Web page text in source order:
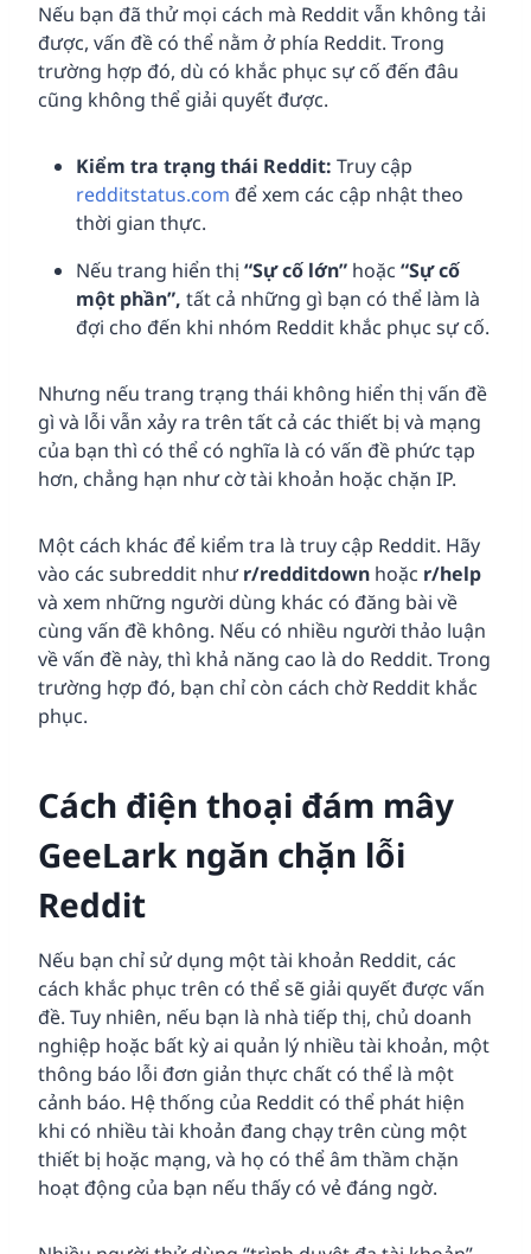
Nếu bạn đã thử mọi cách mà Reddit vẫn không tải
được, vấn đề có thể nằm ở phía Reddit. Trong
trường hợp đó, dù có khắc phục sự cố đến đâu
cũng không thể giải quyết được.
Kiểm tra trạng thái Reddit: Truy cập
redditstatus.com để xem các cập nhật theo
thời gian thực.
Nếu trang hiển thị “Sự cố lớn” hoặc “Sự cố
một phần”, tất cả những gì bạn có thể làm là
đợi cho đến khi nhóm Reddit khắc phục sự cố.
Nhưng nếu trang trạng thái không hiển thị vấn đề
gì và lỗi vẫn xảy ra trên tất cả các thiết bị và mạng
của bạn thì có thể có nghĩa là có vấn đề phức tạp
hơn, chẳng hạn như cờ tài khoản hoặc chặn IP.
Một cách khác để kiểm tra là truy cập Reddit. Hãy
vào các subreddit nhưr/redditdown hoặc r/help
và xem những người dùng khác có đăng bài về
cùng vấn đề không. Nếu có nhiều người thảo luận
về vấn đề này, thì khả năng cao là do Reddit. Trong
trường hợp đó, bạn chỉ còn cách chờ Reddit khắc
phục.
Cách điện thoại đám mây
GeeLark ngăn chặn lỗi
Reddit
Nếu bạn chỉ sử dụng một tài khoản Reddit, các
cách khắc phục trên có thể sẽ giải quyết được vấn
đề. Tuy nhiên, nếu bạn là nhà tiếp thị, chủ doanh
nghiệp hoặc bất kỳ ai quản lý nhiều tài khoản, một
thông báo lỗi đơn giản thực chất có thể là một
cảnh báo. Hệ thống của Reddit có thể phát hiện
khi có nhiều tài khoản đang chạy trên cùng một
thiết bị hoặc mạng, và họ có thể âm thầm chặn
hoạt động của bạn nếu thấy có vẻ đáng ngờ.